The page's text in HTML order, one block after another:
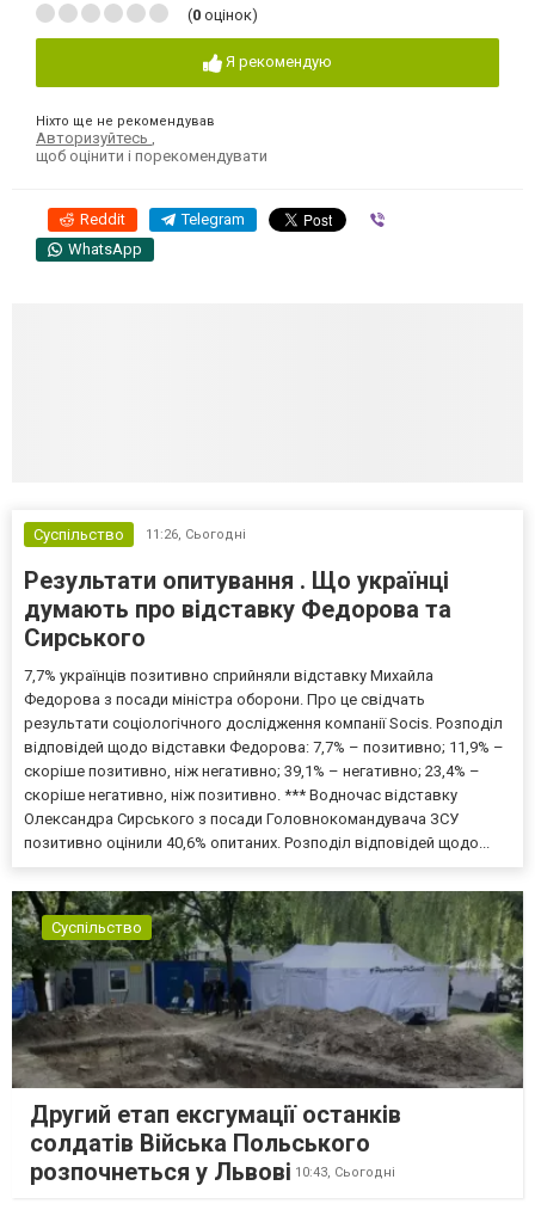
(0 оцінок)
Я рекомендую
Ніхто ще не рекомендував
Авторизуйтесь ,
щоб оцінити і порекомендувати
Reddit Telegram
WhatsApp
Суспільство 11:26, Сьогодні
Результати опитування . Що українці
думають про відставку Федорова та
Сирського
7,7% українців позитивно сприйняли відставку Михайла
Федорова з посади міністра оборони. Про це свідчать
результати соціологічного дослідження компанії Socis. Розподіл
відповідей щодо відставки Федорова: 7,7% – позитивно; 11,9% –
скоріше позитивно, ніж негативно; 39,1% – негативно; 23,4% –
скоріше негативно, ніж позитивно. *** Водночас відставку
Олександра Сирського з посади Головнокомандувача ЗСУ
позитивно оцінили 40,6% опитаних. Розподіл відповідей щодо...
Суспільство
Другий етап ексгумації останків
солдатів Війська Польського
розпочнеться у Львові 10:43, Сьогодні